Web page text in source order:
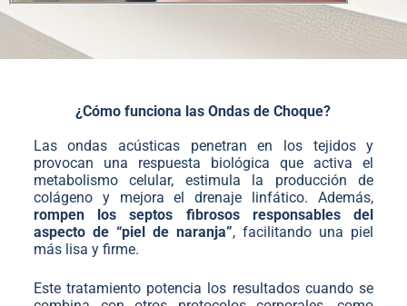
¿Cómo funciona las Ondas de Choque?
Las ondas acústicas penetran en los tejidos y
provocan una respuesta biológica que activa el
metabolismo celular, estimula la producción de
colágeno y mejora el drenaje linfático. Además,
rompen los septos fibrosos responsables del
aspecto de “piel de naranja”, facilitando una piel
más lisa y firme.
Este tratamiento potencia los resultados cuando se